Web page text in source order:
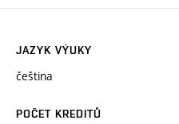
JAZYK VÝUKY
čeština
POČET KREDITŮ